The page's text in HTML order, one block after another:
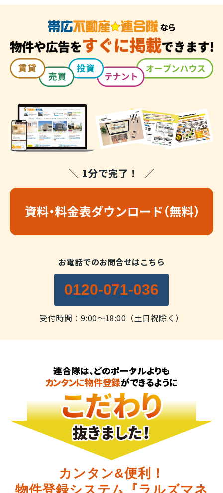
＼ 1分で完了！ ／
お電話でのお問合せはこちら
0120-071-036
受付時間：9:00～18:00（土日祝除く）
カンタン&便利！
物件登録システム『ラルズマネ